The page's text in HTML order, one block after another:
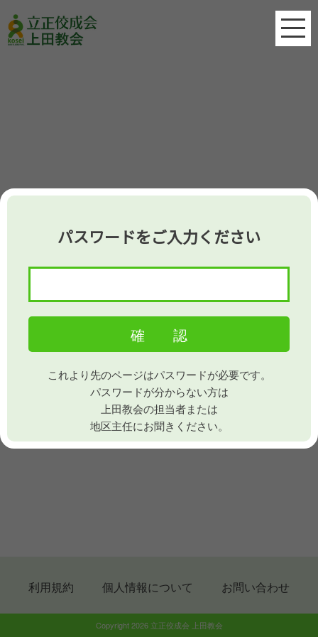
パスワードをご入力ください
これより先のページはパスワードが必要です。
パスワードが分からない方は
上田教会の担当者または
地区主任にお聞きください。
利用規約 個人情報について お問い合わせ
Copyright 2026 立正佼成会 上田教会